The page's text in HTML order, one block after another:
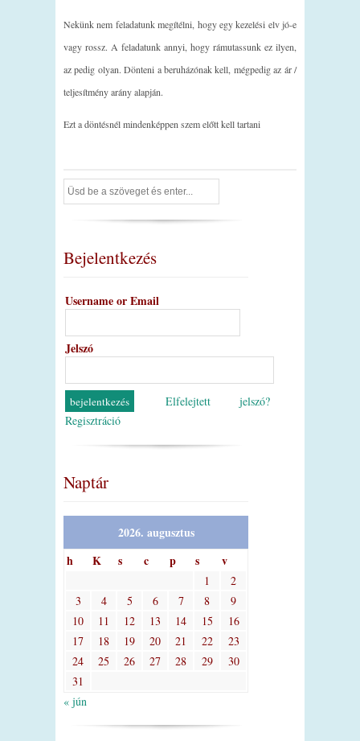
Nekünk nem feladatunk megítélni, hogy egy kezelési elv jó-e
vagy rossz. A feladatunk annyi, hogy rámutassunk ez ilyen,
az pedig olyan. Dönteni a beruházónak kell, mégpedig az ár /
teljesítmény arány alapján.
Ezt a döntésnél mindenképpen szem előtt kell tartani
Bejelentkezés
Username or Email
Jelszó
Elfelejtett jelszó?
Regisztráció
Naptár
2026. augusztus
h
K s c p s v
1
2
3
4 5 6 7 8
9
10
11 12 13 14 15
16
17
18 19 20 21 22
23
24
25 26 27 28 29
30
31
« jún